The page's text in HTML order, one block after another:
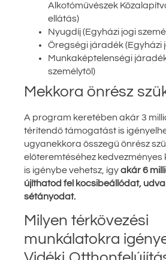
Alkotóművészek
ellátás)
Nyugdíj (Egyházi jogi
Öregségi járadék (Egyházi
Munkaképtelenségi
személytől)
Mekkora önrész
A program keretében akár 3
térítendő támogatást is
ugyanekkora összegű önrész
előteremtéséhez kedvezményes
is igénybe vehetsz, ígyakár 6
újíthatod fel kocsibeállódat,
sétányodat.
Milyen térkövezési
munkálatokra